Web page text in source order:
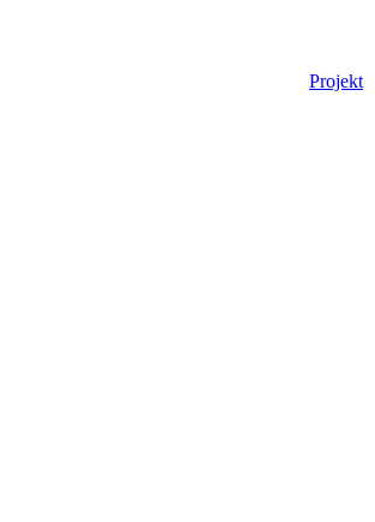
Projekt